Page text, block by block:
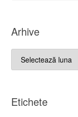
Arhive
Arhive
Etichete